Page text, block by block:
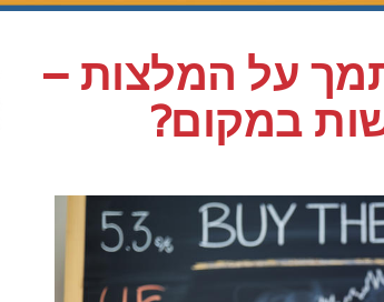
על המלצות –
במקום?